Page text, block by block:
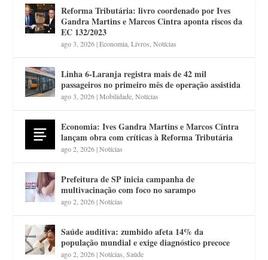
Reforma Tributária: livro coordenado por Ives
Gandra Martins e Marcos Cintra aponta riscos da
EC 132/2023
ago 3, 2026|Economia ,Livros ,Notícias
Linha 6-Laranja registra mais de 42 mil
passageiros no primeiro mês de operação assistida
ago 3, 2026|Mobilidade ,Notícias
Economia: Ives Gandra Martins e Marcos Cintra
lançam obra com críticas à Reforma Tributária
ago 2, 2026|Notícias
Prefeitura de SP inicia campanha de
multivacinação com foco no sarampo
ago 2, 2026|Notícias
Saúde auditiva: zumbido afeta 14% da
população mundial e exige diagnóstico precoce
ago 2, 2026|Notícias ,Saúde